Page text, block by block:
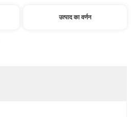
उत्पाद का वर्णन